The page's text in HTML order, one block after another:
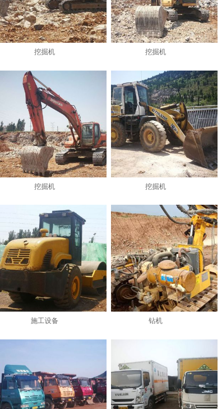
挖掘机 挖掘机
挖掘机 挖掘机
施工设备 钻机